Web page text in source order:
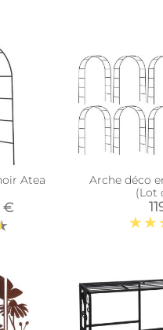
Atea
€
Arche déco
(Lot